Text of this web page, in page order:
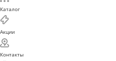
Каталог
Акции
Контакты